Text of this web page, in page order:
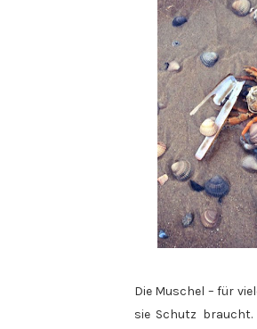
Die Muschel – für
sie Schutz braucht.